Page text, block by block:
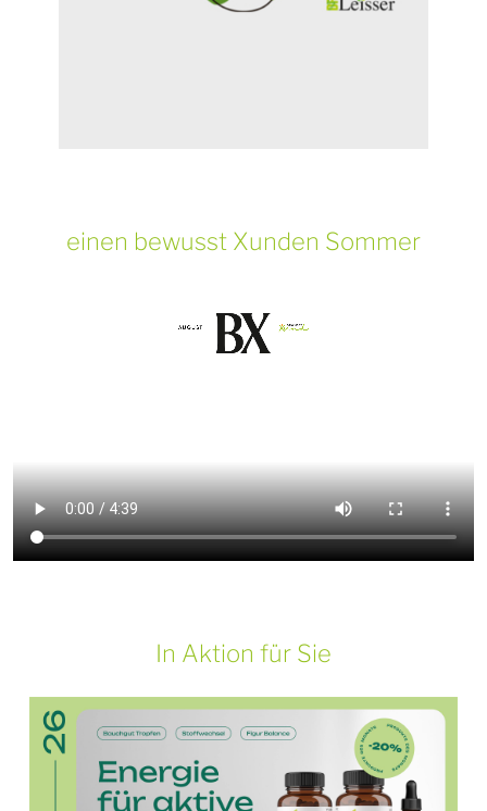
einen bewusst Xunden Sommer
In Aktion für Sie